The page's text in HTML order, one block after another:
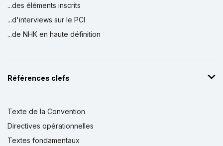
...des éléments inscrits
...d'interviews sur le PCI
...de NHK en haute définition
Références clefs
Texte de la Convention
Directives opérationnelles
Textes fondamentaux